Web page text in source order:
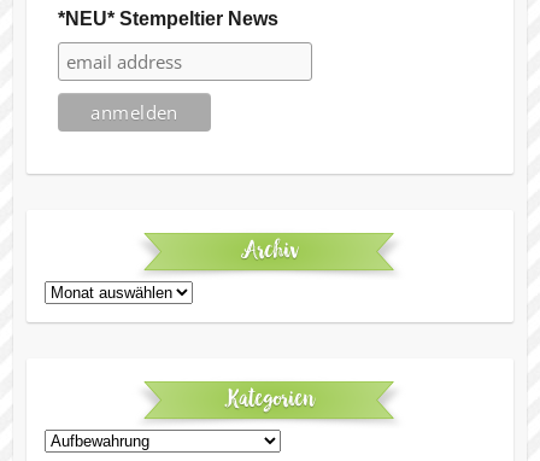
*NEU* Stempeltier News
Archiv
Archiv
Kategorien
Kategorien